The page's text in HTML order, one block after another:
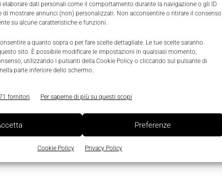
elaborare dati personali come il comportamento durante la navigazione o gli ID
di mostrare annunci (non) personalizzati. Non acconsentire o ritirare il consenso
su alcune caratteristiche e funzioni.
a quanto sopra o per fare scelte dettagliate. Le tue scelte saranno
sito. È possibile modificare le impostazioni in qualsiasi momento,
utilizzando i pulsanti della Cookie Policy o cliccando sul pulsante di
parte inferiore dello schermo.
fornitori Per saperne di più su questi scopi
Preferenze
Cookie Policy Privacy Policy
Edicola